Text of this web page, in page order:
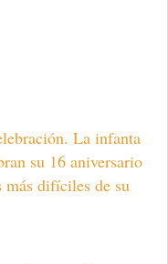
La infanta
su 16 aniversario
más difíciles de su